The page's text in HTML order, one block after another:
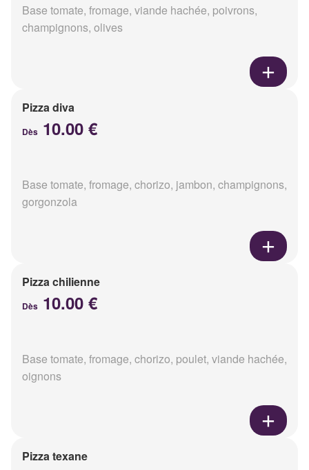
Base tomate, fromage, viande hachée, poivrons,
champignons, olives
Pizza diva
Dès 10.00 €
Base tomate, fromage, chorizo, jambon, champignons,
gorgonzola
Pizza chilienne
Dès 10.00 €
Base tomate, fromage, chorizo, poulet, viande hachée,
oignons
Pizza texane